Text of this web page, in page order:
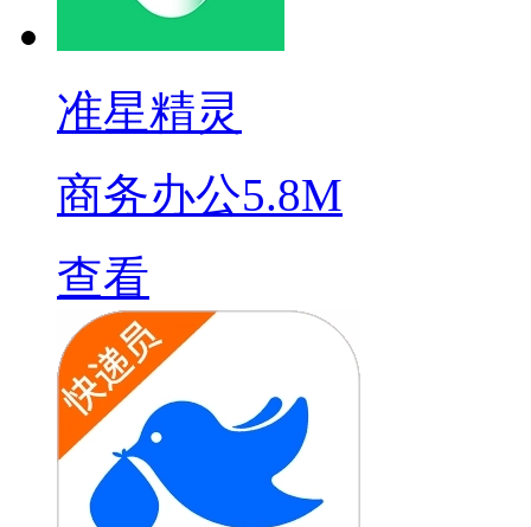
准星精灵
商务办公5.8M
查看